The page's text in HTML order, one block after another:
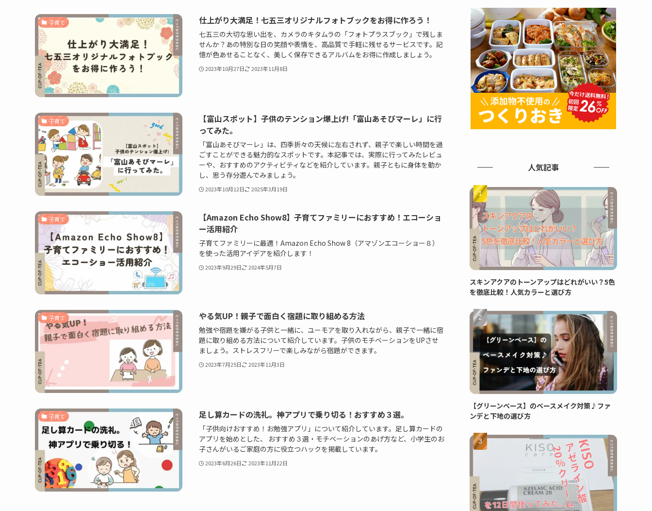
子育て 仕上がり大満足！七五三オリジナルフォトブックをお得に作ろう！
七五三の大切な思い出を、カメラのキタムラの「フォトプラスブック」で残しま
せんか？あの特別な日の笑顔や表情を、高品質で手軽に残せるサービスです。記
憶が色あせることなく、美しく保存できるアルバムをお得に作成しましょう。
2023年10月27日 2023年11月8日
子育て
【富山スポット】子供のテンション爆上げ!「富山あそびマーレ」に行
ってみた。
「富山あそびマーレ」は、四季折々の天候に左右されず、親子で楽しい時間を過
ごすことができる魅力的なスポットです。本記事では、実際に行ってみたレビュ
ーや、おすすめのアクティビティなどを紹介しています。親子ともに身体を動か
し、思う存分遊んでみましょう。
2023年10月12日 2025年3月19日
子育て
【Amazon Echo Show8】子育てファミリーにおすすめ！エコーショ
ー活用紹介
子育てファミリーに最適！Amazon Echo Show 8（アマゾンエコーショー８）
を使った活用アイデアを紹介します！
2023年9月29日 2024年5月7日
子育て やる気UP！親子で面白く宿題に取り組める方法
勉強や宿題を嫌がる子供と一緒に、ユーモアを取り入れながら、親子で一緒に宿
題に取り組める方法について紹介しています。子供のモチベーションをUPさせ
ましょう。ストレスフリーで楽しみながら宿題ができます。
2023年7月25日 2023年11月3日
子育て 足し算カードの洗礼。神アプリで乗り切る！おすすめ３選。
「子供向けおすすめ！お勉強アプリ」について紹介しています。足し算カードの
アプリを始めとした、 おすすめ３選・モチベーションのあげ方など、小学生のお
子さんがいるご家庭の方に役立つハックを掲載しています。
2023年6月26日 2023年11月22日
人気記事
スキンアクアのトーンアップはどれがいい？5色
を徹底比較！人気カラーと選び方
【グリーンベース】のベースメイク対策♪ファ
ンデと下地の選び方